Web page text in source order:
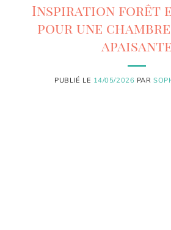
Inspiration forêt
pour une
apaisante
PUBLIÉ LE 14/05/2026 PAR